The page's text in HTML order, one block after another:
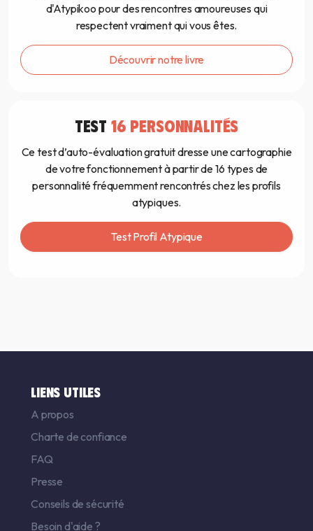
d'Atypikoo pour des rencontres amoureuses qui
respectent vraiment qui vous êtes.
Découvrir notre livre
TEST 16 PERSONNALITÉS
Ce test d’auto-évaluation gratuit dresse une cartographie
de votre fonctionnement à partir de 16 types de
personnalité fréquemment rencontrés chez les profils
atypiques.
Test Profil Atypique
LIENS UTILES
A propos
Charte de confiance
FAQ
Presse
Conseils de sécurité
Besoin d'aide ?